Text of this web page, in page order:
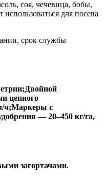
соя, чечевица, бобы,
для посева
срок службы
цепного
скорость — 20 км/
кг/га, удобрения —